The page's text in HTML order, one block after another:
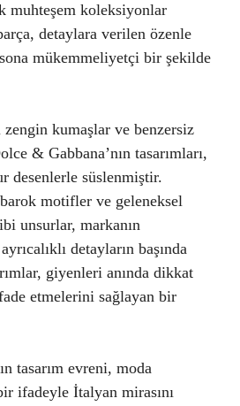
muhteşem koleksiyonlar
detaylara verilen özenle
mükemmeliyetçi bir şekilde
zengin kumaşlar ve benzersiz
& Gabbana’nın tasarımları,
desenlerle süslenmiştir.
motifler ve geleneksel
unsurlar, markanın
detayların başında
giyenleri anında dikkat
etmelerini sağlayan bir
tasarım evreni, moda
ifadeyle İtalyan mirasını